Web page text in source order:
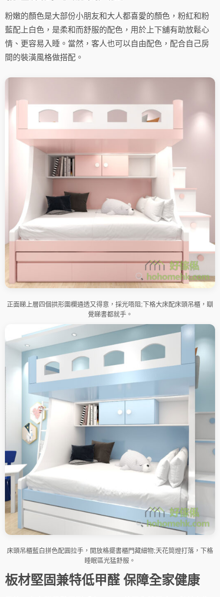
粉嫩的顏色是大部份小朋友和大人都喜愛的顏色，粉紅和粉
藍配上白色，是柔和而舒服的配色，用於上下舖有助放鬆心
情、更容易入睡。當然，客人也可以自由配色，配合自己房
間的裝潢風格做搭配。
正面睇上層四個拱形圍欄通透又得意，採光唔阻;下格大床配床頭吊櫃，瞓
覺睇書都就手。
床頭吊櫃藍白拼色配圓拉手，開放格擺書櫃門藏細物;天花筒燈打落，下格
睡眠區光猛舒服。
板材堅固兼特低甲醛 保障全家健康